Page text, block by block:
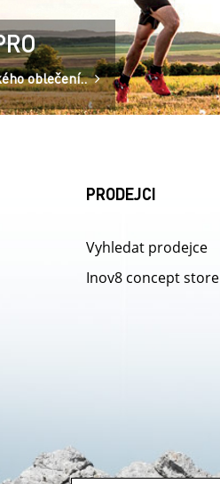
oblečení..
PRODEJCI
Vyhledat prodejce
Inov8 concept store